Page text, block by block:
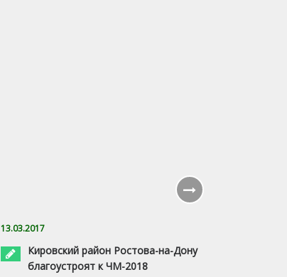
13.03.2017
Кировский район Ростова-на-Дону
благоустроят к ЧМ-2018